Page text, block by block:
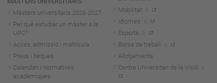
Màsters universitaris 2026-2027
Per què estudiar un màster a la
UPC?
Accés, admissió i matrícula
Preus i beques
Calendari i normatives
acadèmiques
Mobilitat
Idiomes
Esports
Borsa de treball
Allotjaments
Centre Universitari de la Visió